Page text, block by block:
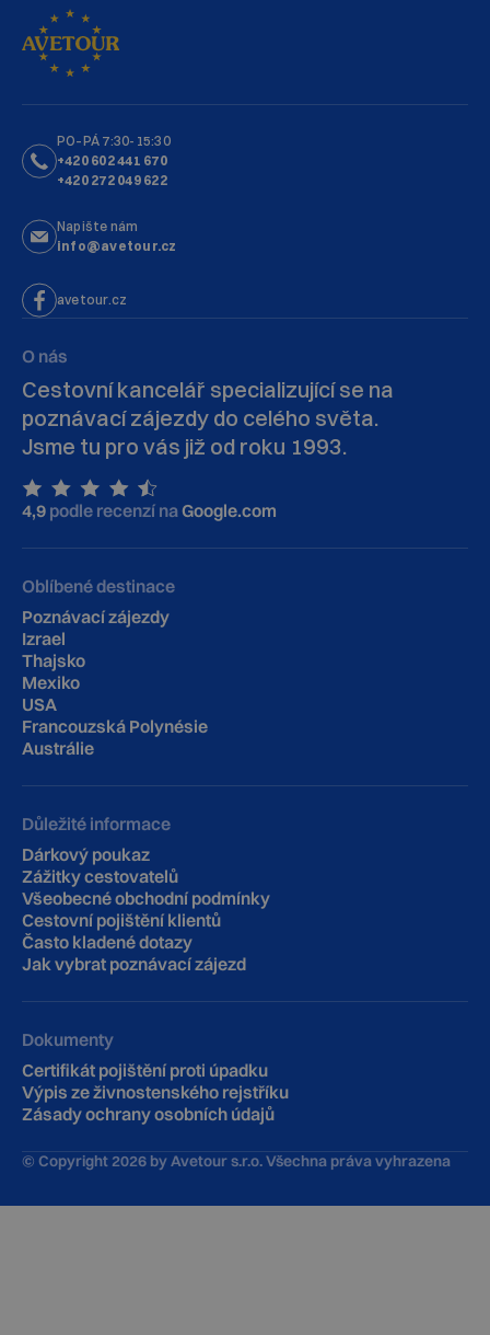
PO–PÁ 7:30-15:30
+420 602 441 670
+420 272 049 622
Napište nám
info@avetour.cz
avetour.cz
O nás
Cestovní kancelář specializující se na
poznávací zájezdy do celého světa.
Jsme tu pro vás již od roku 1993.
4,9 podle recenzí naGoogle.com
Oblíbené destinace
Poznávací zájezdy
Izrael
Thajsko
Mexiko
USA
Francouzská Polynésie
Austrálie
Důležité informace
Dárkový poukaz
Zážitky cestovatelů
Všeobecné obchodní podmínky
Cestovní pojištění klientů
‍Často kladené dotazy
Jak vybrat poznávací zájezd
Dokumenty
Certifikát pojištění proti úpadku
Výpis ze živnostenského rejstříku
Zásady ochrany osobních údajů
© Copyright2026 by Avetour s.r.o. Všechna práva vyhrazena